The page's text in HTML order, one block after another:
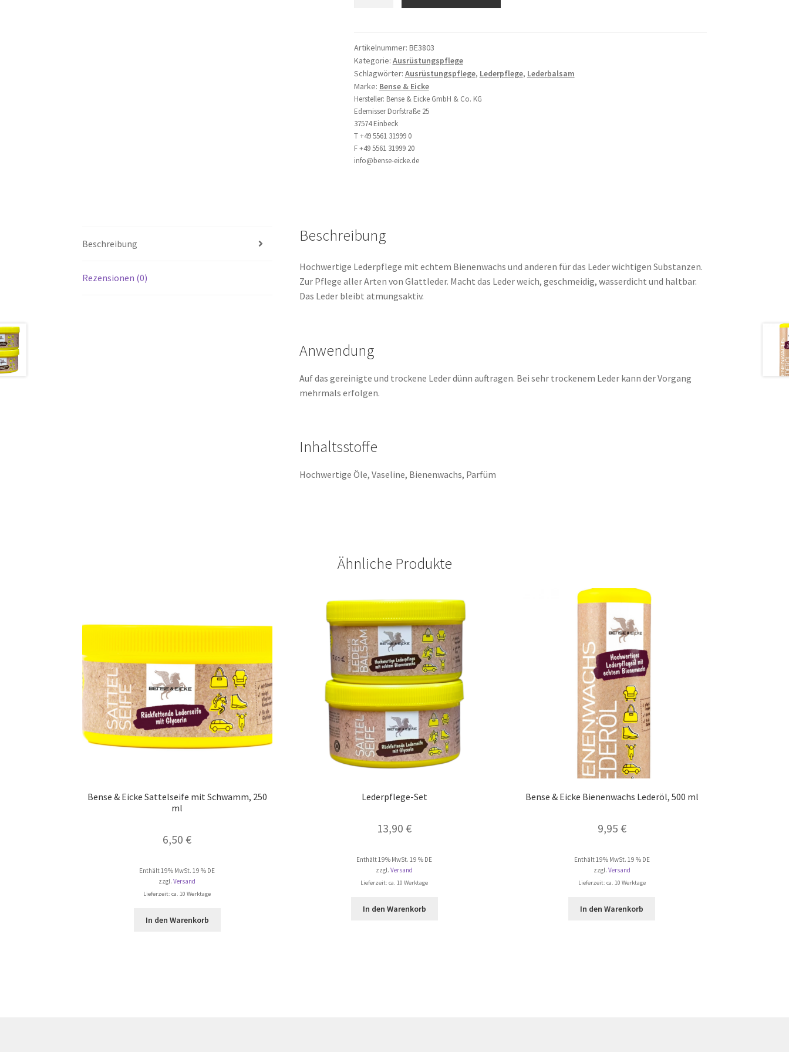
Lederbalsam,
250
ml
Menge
a
Artikelnummer: BE3803
Kategorie: Ausrüstungspflege
Schlagwörter: Ausrüstungspflege, Lederpflege, Lederbalsam
Marke: Bense & Eicke
Hersteller: Bense & Eicke GmbH & Co. KG
Edemisser Dorfstraße 25
37574 Einbeck
T +49 5561 31999 0
F +49 5561 31999 20
info@bense-eicke.de
Beschreibung
Rezensionen (0)
Beschreibung
Hochwertige Lederpflege mit echtem Bienenwachs und anderen für das Leder wichtigen Substanzen.
Zur Pflege aller Arten von Glattleder. Macht das Leder weich, geschmeidig, wasserdicht und haltbar.
Das Leder bleibt atmungsaktiv.
Anwendung
Auf das gereinigte und trockene Leder dünn auftragen. Bei sehr trockenem Leder kann der Vorgang
mehrmals erfolgen.
Inhaltsstoffe
Hochwertige Öle, Vaseline, Bienenwachs, Parfüm
Ähnliche Produkte
Bense & Eicke Sattelseife mit Schwamm, 250
ml
6,50 €
Enthält 19% MwSt. 19 % DE
zzgl.Versand
Lieferzeit: ca. 10 Werktage
In den Warenkorb
Lederpflege-Set
13,90 €
Enthält 19% MwSt. 19 % DE
zzgl.Versand
Lieferzeit: ca. 10 Werktage
In den Warenkorb
Bense & Eicke Bienenwachs Lederöl, 500 ml
9,95 €
Enthält 19% MwSt. 19 % DE
zzgl. Versand
Lieferzeit: ca. 10 Werktage
In den Warenkorb